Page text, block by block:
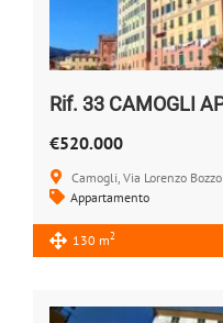
€520.000
Camogli, Via Lorenzo Bozzo
Appartamento
130 m2